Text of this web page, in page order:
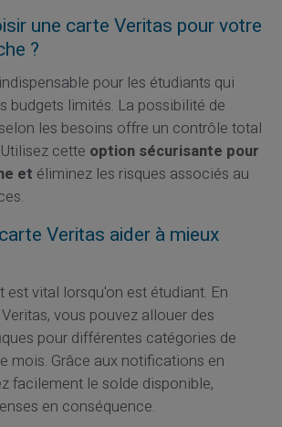
une carte Veritas pour votre
?
pour les étudiants qui
budgets limités. La possibilité de
les besoins offre un contrôle total
cette option sécurisante pour
et éliminez les risques associés au
Veritas aider à mieux
est vital lorsqu'on est étudiant. En
vous pouvez allouer des
pour différentes catégories de
mois. Grâce aux notifications en
facilement le solde disponible,
en conséquence.